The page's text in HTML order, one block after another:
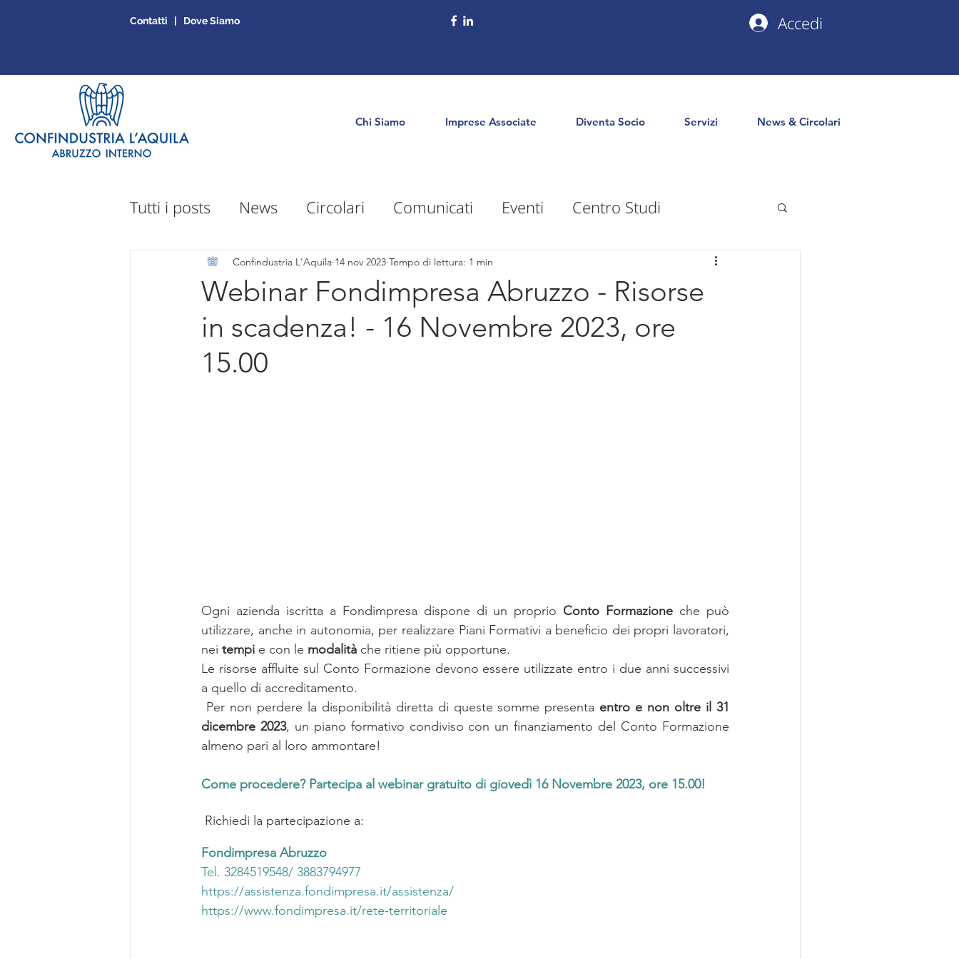
Contatti | Dove Siamo Accedi
Chi Siamo Imprese Associate Diventa Socio Servizi News & Circolari
Tutti i posts News Circolari Comunicati Eventi Centro Studi
Sportello Mepa Appuntamenti Territorio PNRR
Intelligenza Artificiale diritto d'impresa Sostenibilità Internazionalizzazione
Webinar Fondimpresa Abruzzo - Risorse
in scadenza! - 16 Novembre 2023, ore
15.00
Confindustria L'Aquila 14 nov 2023 Tempo di lettura: 1 min
Ogni azienda iscritta a Fondimpresa dispone di un proprio Conto Formazione che può
utilizzare, anche in autonomia, per realizzare Piani Formativi a beneficio dei propri lavoratori,
nei tempi e con le modalità che ritiene più opportune.
Le risorse affluite sul Conto Formazione devono essere utilizzate entro i due anni successivi
a quello di accreditamento.
Per non perdere la disponibilità diretta di queste somme presenta entro e non oltre il 31
dicembre 2023, un piano formativo condiviso con un finanziamento del Conto Formazione
almeno pari al loro ammontare!
Come procedere? Partecipa al webinar gratuito di giovedì 16 Novembre 2023, ore 15.00!
Richiedi la partecipazione a:
Fondimpresa Abruzzo
Tel. 3284519548/ 3883794977
https://assistenza.fondimpresa.it/assistenza/
https://www.fondimpresa.it/rete-territoriale